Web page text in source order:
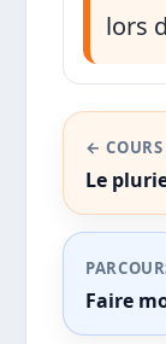
lors
← COURS
Le
Faire